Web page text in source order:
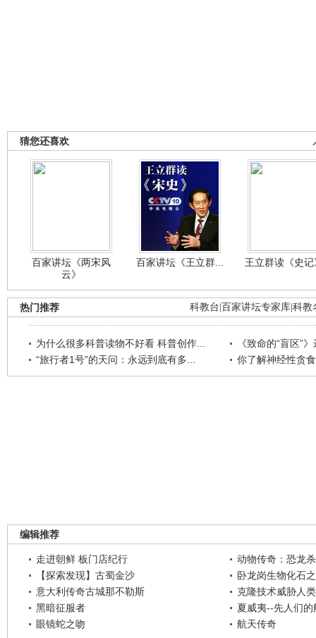
猜您还喜欢
百家讲坛《两宋风
云》
百家讲坛《王立群... 王立群读《史
科教台|百家讲坛专家库|科教
热门推荐
为什么很多科普读物不好看 科普创作...
《致命的“盲区”
“旅行者1号”的天问：永远到底有多...
你了解神经性贪
编辑推荐
走进朝鲜 板门店纪行
动物传奇：恐龙
【探索发现】古蜀金沙
卧龙岗生物化石
意大利传奇古城那不勒斯
克隆技术威胁人
黑暗征服者
夏威夷--先人们的
眼镜蛇之吻
航天传奇